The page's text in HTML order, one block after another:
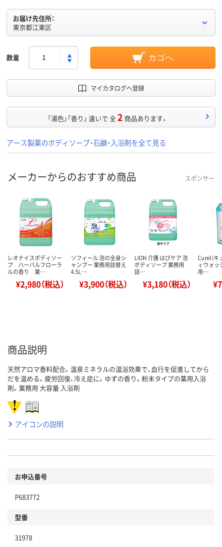
お届け先住所：
東京都江東区
数量 カゴへ
マイカタログへ登録
「湯色」「香り」 違いで 全2 商品あります。
アース製薬のボディソープ・石鹸・入浴剤を全て見る
メーカーからのおすすめ商品 スポンサー
レオナイスボディソー
プ ハーバルフローラ
ルの香り 業…
¥2,980（税込）
ソフィール 泡の全身シ
ャンプー 業務用詰替え
4.5L…
¥3,900（税込）
LION 介護 はぴケア 泡
ボディソープ 業務用
詰…
¥3,180（税込）
Curel（キ
ィウォッ
用…
商品説明
天然アロマ香料配合。温泉ミネラルの温浴効果で、血行を促進してから
だを温める。疲労回復、冷え症に。ゆずの香り。粉末タイプの薬用入浴
剤。業務用 大容量 入浴剤
アイコンの説明
お申込番号
P683772
型番
31978